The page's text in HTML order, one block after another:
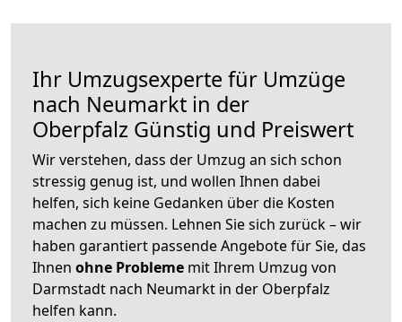
Ihr Umzugsexperte für Umzüge
nach Neumarkt in der
Oberpfalz Günstig und Preiswert
Wir verstehen, dass der Umzug an sich schon
stressig genug ist, und wollen Ihnen dabei
helfen, sich keine Gedanken über die Kosten
machen zu müssen. Lehnen Sie sich zurück – wir
haben garantiert passende Angebote für Sie, das
Ihnen ohne Probleme mit Ihrem Umzug von
Darmstadt nach Neumarkt in der Oberpfalz
helfen kann.